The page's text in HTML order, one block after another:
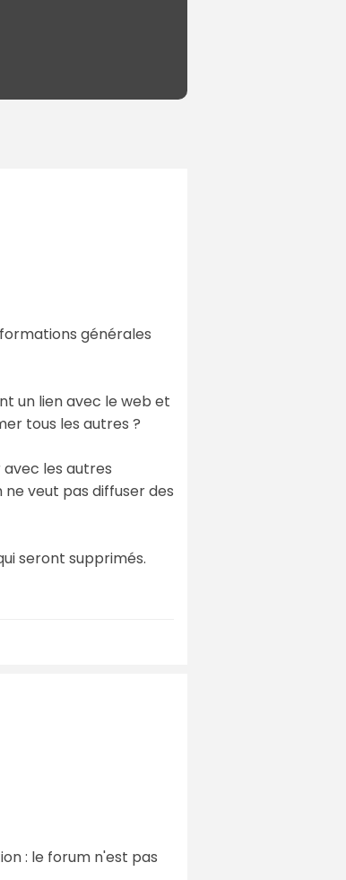
générales
un lien avec le web et
tous les autres ?
les autres
veut pas diffuser des
seront supprimés.
: le forum n'est pas